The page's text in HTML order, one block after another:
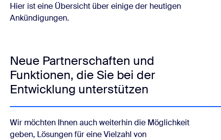
Hier ist eine Übersicht über einige der heutigen
Ankündigungen.
Neue Partnerschaften und
Funktionen, die Sie bei der
Entwicklung unterstützen
Wir möchten Ihnen auch weiterhin die Möglichkeit
geben, Lösungen für eine Vielzahl von